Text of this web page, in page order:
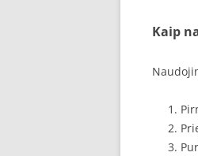
Kaip